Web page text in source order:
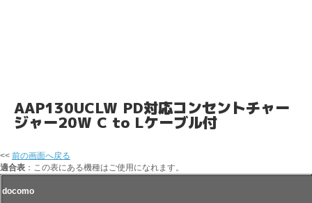
AAP130UCLW PD対応コンセントチャー
ジャー20W C to Lケーブル付
<< 前の画面へ戻る
適合表 ：この表にある機種はご使用になれます。
docomo